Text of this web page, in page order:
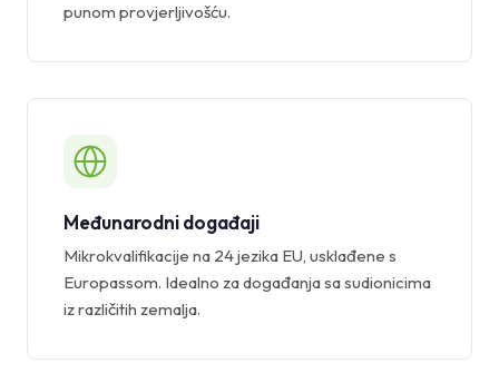
punom provjerljivošću.
Međunarodni događaji
Mikrokvalifikacije na 24 jezika EU, usklađene s
Europassom. Idealno za događanja sa sudionicima
iz različitih zemalja.